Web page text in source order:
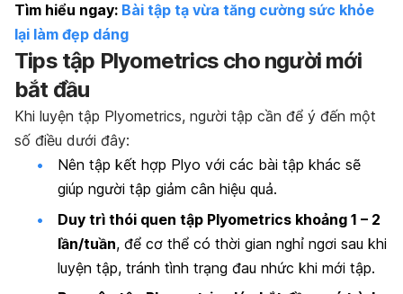
Tìm hiểu ngay: Bài tập tạ vừa tăng cường sức khỏe
lại làm đẹp dáng
Tips tập Plyometrics cho người mới
bắt đầu
Khi luyện tập Plyometrics, người tập cần để ý đến một
số điều dưới đây:
Nên tập kết hợp Plyo với các bài tập khác sẽ
giúp người tập giảm cân hiệu quả.
Duy trì thói quen tập Plyometrics khoảng 1 – 2
lần/tuần, để cơ thể có thời gian nghỉ ngơi sau khi
luyện tập, tránh tình trạng đau nhức khi mới tập.